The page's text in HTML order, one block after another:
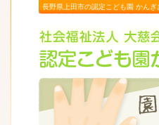
長野県上田市の認定こども園 かんぎ